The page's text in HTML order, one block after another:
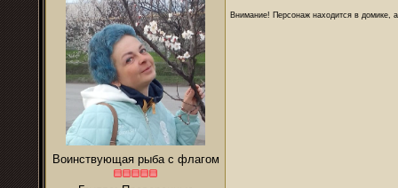
Воинствующая рыба с флагом
Внимание! Персонаж находится в домике,